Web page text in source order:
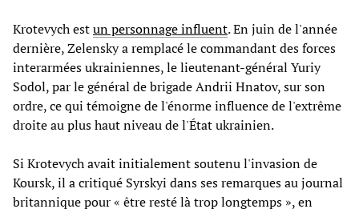
Krotevych estun personnage influent. En juin de l'année
dernière, Zelensky a remplacé le commandant des forces
interarmées ukrainiennes, le lieutenant-général Yuriy
Sodol, par le général de brigade Andrii Hnatov, sur son
ordre, ce qui témoigne de l'énorme influence de l'extrême
droite au plus haut niveau de l'État ukrainien.
Si Krotevych avait initialement soutenu l'invasion de
Koursk, il a critiqué Syrskyi dans ses remarques au journal
britannique pour « être resté là trop longtemps », en